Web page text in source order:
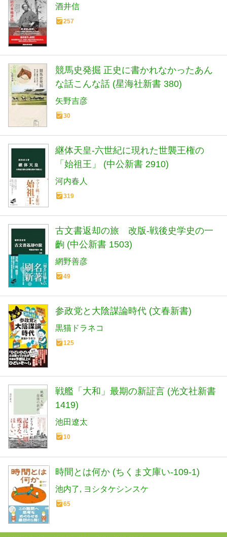
酒井信
257
競馬史発掘 正史に書かれなかったあん
な話こんな話 (星海社新書 380)
矢野吉彦
30
継体天皇-六世紀に現れた世襲王権の
「始祖王」 (中公新書 2910)
河内春人
319
古文書返却の旅 改版-戦後史学史の一
齣 (中公新書 1503)
網野善彦
49
参政党と大陰謀論時代 (文春新書)
黒猫ドラネコ
125
戦艦「大和」最期の新証言 (光文社新書
1419)
池田遼太
10
時間とは何か (ちくま文庫い-109-1)
池内了 ヨシタケシンスケ
65